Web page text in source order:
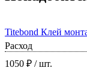
Titebond Клей
Расход
1050 ₽ / шт.